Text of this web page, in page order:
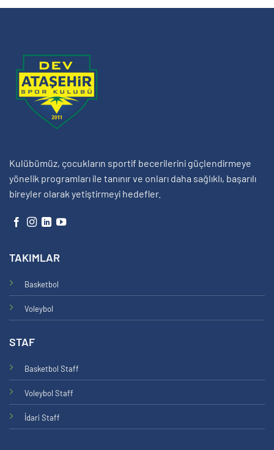
Kulübümüz, çocukların sportif becerilerini güçlendirmeye
yönelik programları ile tanınır ve onları daha sağlıklı, başarılı
bireyler olarak yetiştirmeyi hedefler.
TAKIMLAR
Basketbol
Voleybol
STAF
Basketbol Staff
Voleybol Staff
İdari Staff